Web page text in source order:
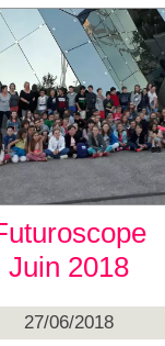
Juin 2018
27/06/2018